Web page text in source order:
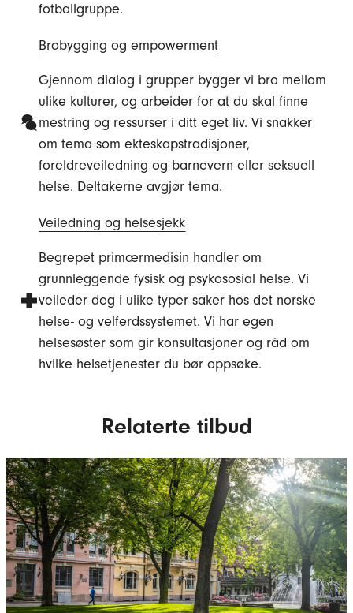
fotballgruppe.
Brobygging og empowerment
Gjennom dialog i grupper bygger vi bro mellom
ulike kulturer, og arbeider for at du skal finne
mestring og ressurser i ditt eget liv. Vi snakker
om tema som ekteskapstradisjoner,
foreldreveiledning og barnevern eller seksuell
helse. Deltakerne avgjør tema.
Veiledning og helsesjekk
Begrepet primærmedisin handler om
grunnleggende fysisk og psykososial helse. Vi
veileder deg i ulike typer saker hos det norske
helse- og velferdssystemet. Vi har egen
helsesøster som gir konsultasjoner og råd om
hvilke helsetjenester du bør oppsøke.
Relaterte tilbud